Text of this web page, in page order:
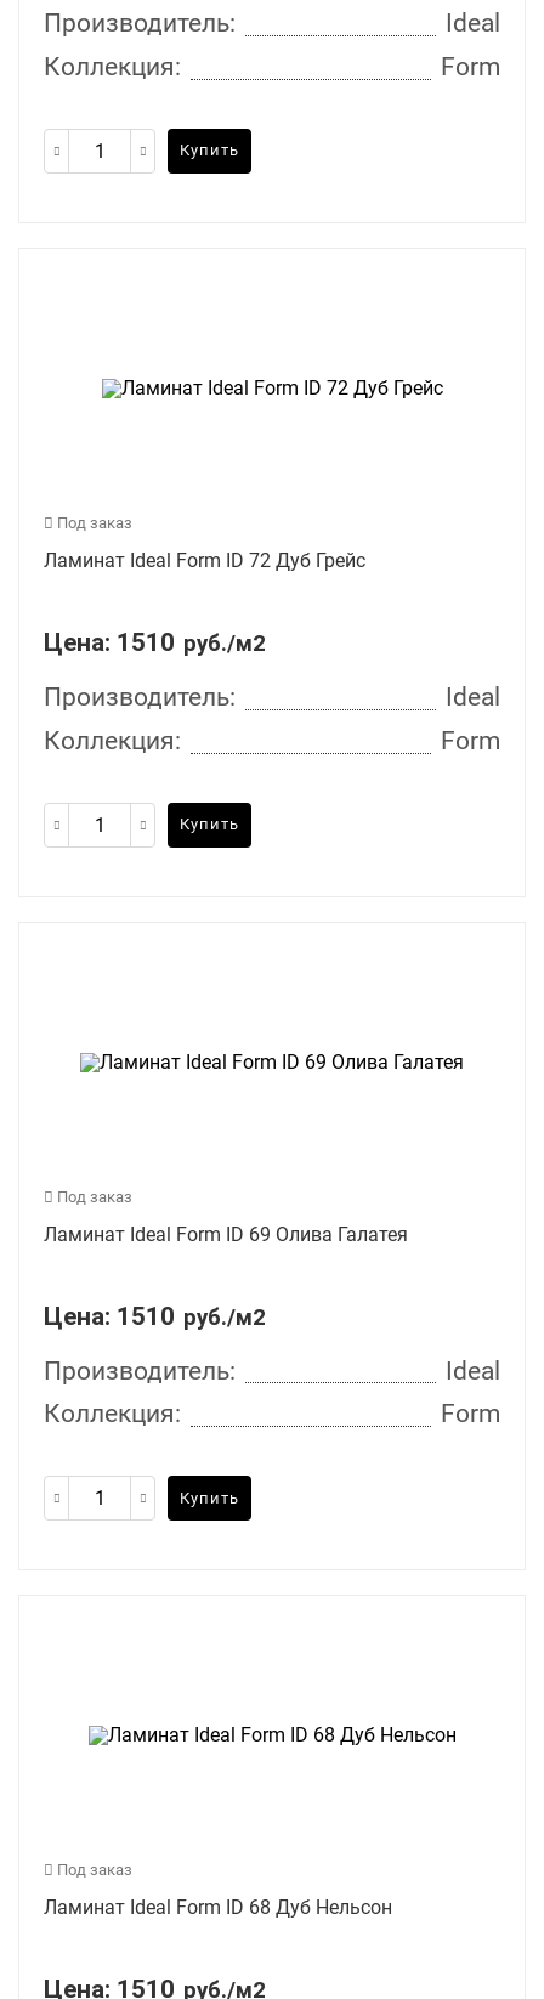
Производитель:
Ideal
Коллекция:
Form
Купить
Под заказ
Ламинат Ideal Form ID 72 Дуб Грейс
Цена: 1510 руб./м2
Производитель:
Ideal
Коллекция:
Form
Купить
Под заказ
Ламинат Ideal Form ID 69 Олива Галатея
Цена: 1510 руб./м2
Производитель:
Ideal
Коллекция:
Form
Купить
Под заказ
Ламинат Ideal Form ID 68 Дуб Нельсон
Цена: 1510 руб./м2